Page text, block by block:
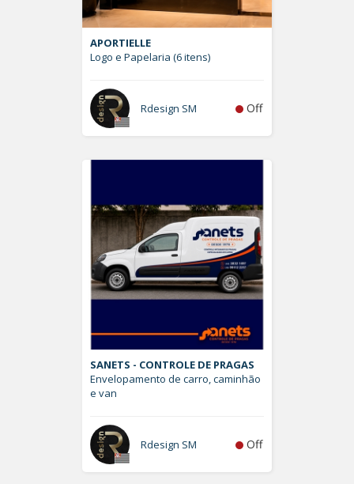
APORTIELLE
Logo e Papelaria (6 itens)
Rdesign SM Off
SANETS - CONTROLE DE PRAGAS
Envelopamento de carro, caminhão
e van
Rdesign SM Off